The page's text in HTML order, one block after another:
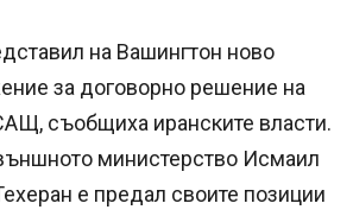
на Вашингтон ново
за договорно решение на
съобщиха иранските власти.
министерство Исмаил
е предал своите позиции